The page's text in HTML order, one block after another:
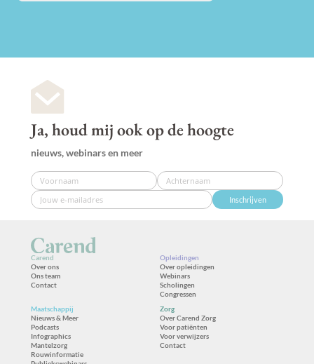
Ja, houd mij ook op de hoogte
nieuws, webinars en meer
Inschrijven
Carend
Over ons
Ons team
Contact
Opleidingen
Over opleidingen
Webinars
Scholingen
Congressen
Maatschappij
Nieuws & Meer
Podcasts
Infographics
Mantelzorg
Rouwinformatie
Zorg
Over Carend Zorg
Voor patiënten
Voor verwijzers
Contact